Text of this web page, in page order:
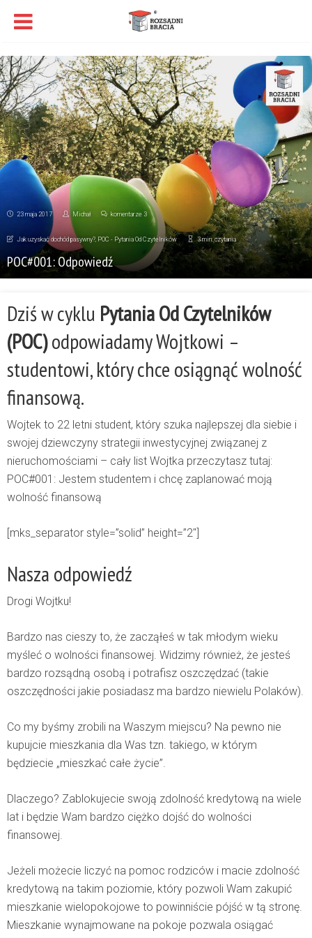
23 maja 2017 Michał komentarze 3
Jak uzyskać dochód pasywny?, POC - Pytania Od Czytelników 3 min. czytania
POC#001: Odpowiedź
Dziś w cyklu Pytania Od Czytelników
(POC)odpowiadamy Wojtkowi –
studentowi, który chce osiągnąć wolność
finansową.
Wojtek to 22 letni student, który szuka najlepszej dla siebie i
swojej dziewczyny strategii inwestycyjnej związanej z
nieruchomościami – cały list Wojtka przeczytasz tutaj:
POC#001: Jestem studentem i chcę zaplanować moją
wolność finansową
[mks_separator style=”solid” height=”2″]
Nasza odpowiedź
Drogi Wojtku!
Bardzo nas cieszy to, że zacząłeś w tak młodym wieku
myśleć o wolności finansowej. Widzimy również, że jesteś
bardzo rozsądną osobą i potrafisz oszczędzać (takie
oszczędności jakie posiadasz ma bardzo niewielu Polaków).
Co my byśmy zrobili na Waszym miejscu? Na pewno nie
kupujcie mieszkania dla Was tzn. takiego, w którym
będziecie „mieszkać całe życie”.
Dlaczego? Zablokujecie swoją zdolność kredytową na wiele
lat i będzie Wam bardzo ciężko dojść do wolności
finansowej.
Jeżeli możecie liczyć na pomoc rodziców i macie zdolność
kredytową na takim poziomie, który pozwoli Wam zakupić
mieszkanie wielopokojowe to powinniście pójść w tą stronę.
Mieszkanie wynajmowane na pokoje pozwala osiągać